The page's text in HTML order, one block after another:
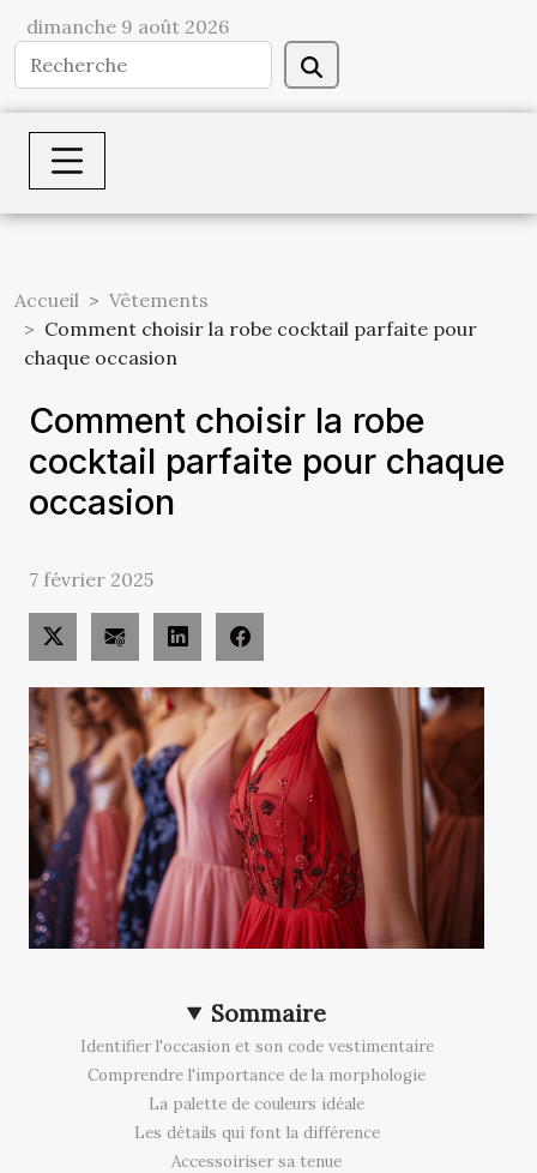
dimanche 9 août 2026
Accueil
Vêtements
Comment choisir la robe cocktail parfaite pour
chaque occasion
Comment choisir la robe
cocktail parfaite pour chaque
occasion
7 février 2025
Sommaire
Identifier l'occasion et son code vestimentaire
Comprendre l'importance de la morphologie
La palette de couleurs idéale
Les détails qui font la différence
Accessoiriser sa tenue